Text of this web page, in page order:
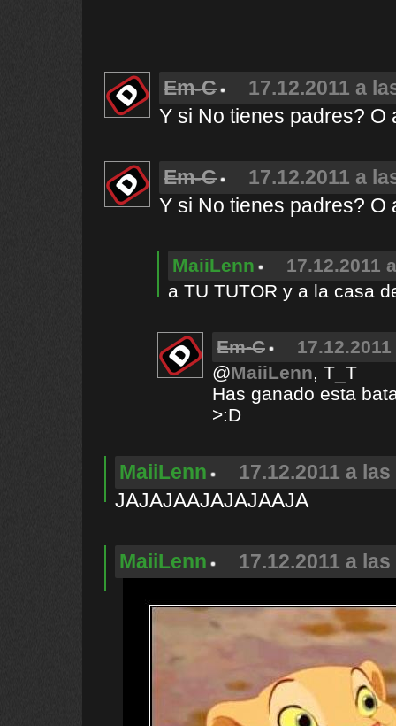
Em-C
17.12.2011 a
Y si No tienes padres?
Em-C
17.12.2011 a
Y si No tienes padres?
MaiiLenn
17.12.2011
a TU TUTOR y a la casa
Em-C
@MaiiLenn, T_T
Has ganado esta
>:D
MaiiLenn
17.12.2011 a
JAJAJAAJAJAJAAJA
MaiiLenn 17.12.2011 a